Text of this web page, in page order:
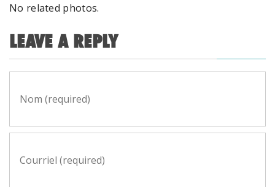
No related photos.
LEAVE A REPLY